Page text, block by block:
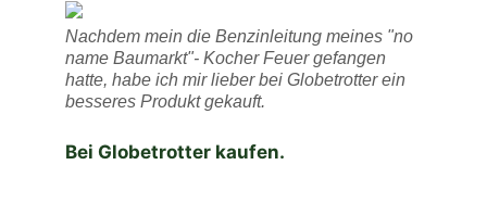
Nachdem mein die Benzinleitung meines "no
name Baumarkt"- Kocher Feuer gefangen
hatte, habe ich mir lieber bei Globetrotter ein
besseres Produkt gekauft.
Bei Globetrotter kaufen.